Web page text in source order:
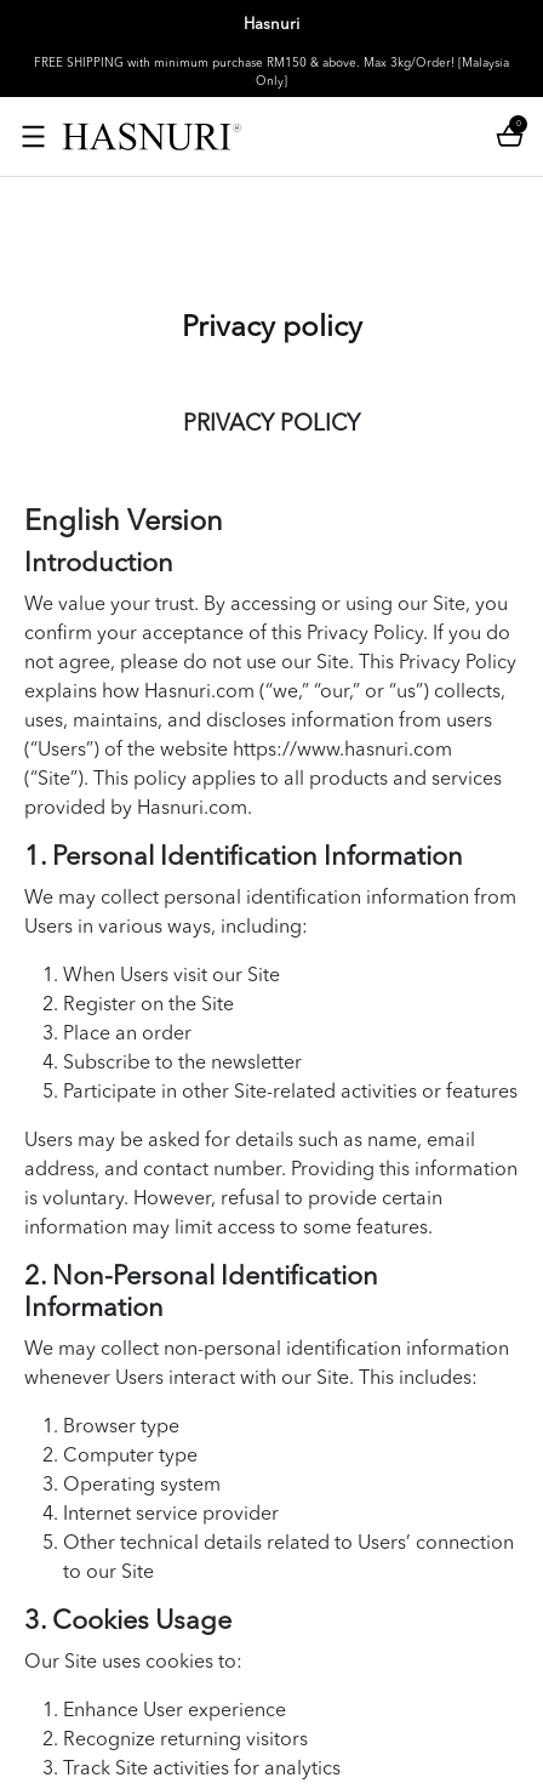
Hasnuri
FREE SHIPPING with minimum purchase RM150 & above. Max 3kg/Order! [Malaysia
Only]
0
Privacy policy
PRIVACY POLICY
English Version
Introduction
We value your trust. By accessing or using our Site, you
confirm your acceptance of this Privacy Policy. If you do
not agree, please do not use our Site. This Privacy Policy
explains how Hasnuri.com (“we,” “our,” or “us”) collects,
uses, maintains, and discloses information from users
(“Users”) of the website https://www.hasnuri.com
(“Site”). This policy applies to all products and services
provided by Hasnuri.com.
1. Personal Identification Information
We may collect personal identification information from
Users in various ways, including:
When Users visit our Site
Register on the Site
Place an order
Subscribe to the newsletter
Participate in other Site-related activities or features
Users may be asked for details such as name, email
address, and contact number. Providing this information
is voluntary. However, refusal to provide certain
information may limit access to some features.
2. Non-Personal Identification
Information
We may collect non-personal identification information
whenever Users interact with our Site. This includes:
Browser type
Computer type
Operating system
Internet service provider
Other technical details related to Users’ connection
to our Site
3. Cookies Usage
Our Site uses cookies to:
Enhance User experience
Recognize returning visitors
Track Site activities for analytics